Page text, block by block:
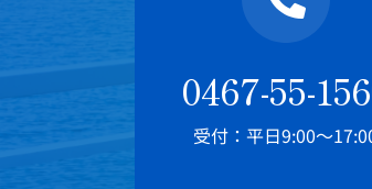
0467-55-
受付：平日9:00～